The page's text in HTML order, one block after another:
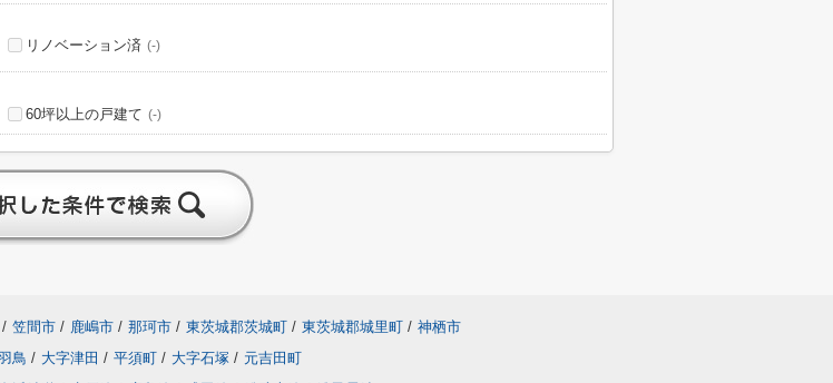
リノベーション済 (-)
60坪以上の戸建て (-)
/ 笠間市 / 鹿嶋市 / 那珂市 / 東茨城郡茨城町 / 東茨城郡城里町 / 神栖市
鳥 / 大字津田 / 平須町 / 大字石塚 / 元吉田町